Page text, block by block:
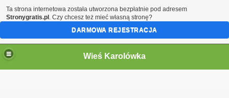
Wieś Karolówka
Ta strona internetowa została utworzona bezpłatnie pod adresem
Stronygratis.pl . Czy chcesz też mieć własną stronę?
DARMOWA REJESTRACJA